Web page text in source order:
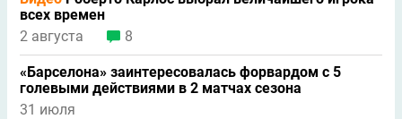
всех времен
2 августа
8
«Барселона» заинтересовалась форвардом с 5
голевыми действиями в 2 матчах сезона
31 июля